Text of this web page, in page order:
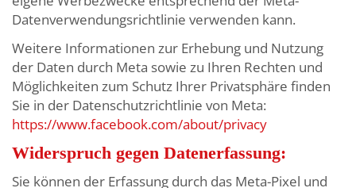
Datenverwendungsrichtlinie verwenden kann.
Weitere Informationen zur Erhebung und Nutzung
der Daten durch Meta sowie zu Ihren Rechten und
Möglichkeiten zum Schutz Ihrer Privatsphäre finden
Sie in der Datenschutzrichtlinie von Meta:
https://www.facebook.com/about/privacy
Widerspruch gegen Datenerfassung:
Sie können der Erfassung durch das Meta-Pixel und